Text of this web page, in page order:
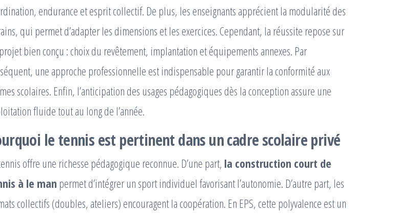
endurance et esprit collectif. De plus, les enseignants apprécient la modularité des
qui permet d’adapter les dimensions et les exercices. Cependant, la réussite repose sur
bien conçu : choix du revêtement, implantation et équipements annexes. Par
une approche professionnelle est indispensable pour garantir la conformité aux
scolaires. Enfin, l’anticipation des usages pédagogiques dès la conception assure une
fluide tout au long de l’année.
le tennis est pertinent dans un cadre scolaire privé
offre une richesse pédagogique reconnue. D’une part, la construction court de
à le man permet d’intégrer un sport individuel favorisant l’autonomie. D’autre part, les
collectifs (doubles, ateliers) encouragent la coopération. En EPS, cette polyvalence est un